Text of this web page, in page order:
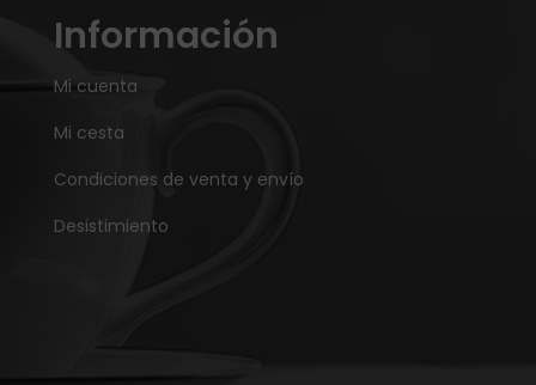
Información
Mi cuenta
Mi cesta
Condiciones de venta y envío
Desistimiento